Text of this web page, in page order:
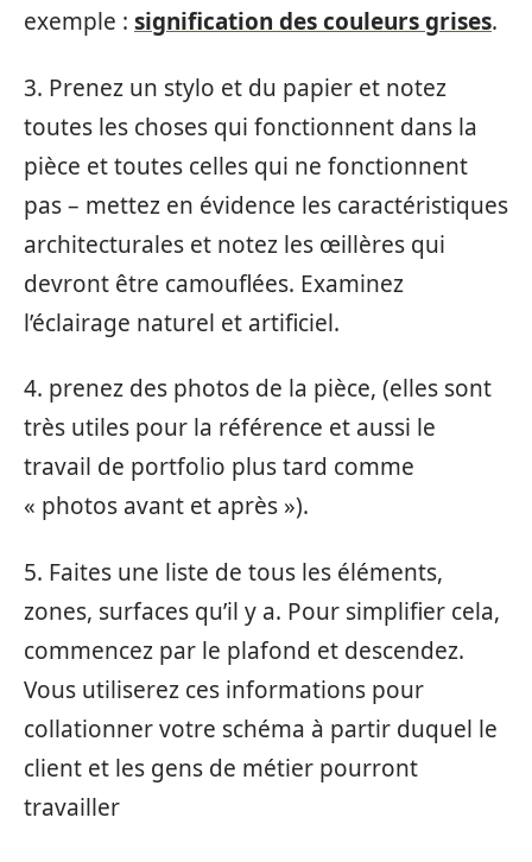
exemple : signification des couleurs grises.
3. Prenez un stylo et du papier et notez
toutes les choses qui fonctionnent dans la
pièce et toutes celles qui ne fonctionnent
pas – mettez en évidence les caractéristiques
architecturales et notez les œillères qui
devront être camouflées. Examinez
l’éclairage naturel et artificiel.
4. prenez des photos de la pièce, (elles sont
très utiles pour la référence et aussi le
travail de portfolio plus tard comme
« photos avant et après »).
5. Faites une liste de tous les éléments,
zones, surfaces qu’il y a. Pour simplifier cela,
commencez par le plafond et descendez.
Vous utiliserez ces informations pour
collationner votre schéma à partir duquel le
client et les gens de métier pourront
travailler